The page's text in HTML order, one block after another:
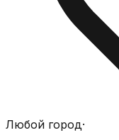
Любой город·